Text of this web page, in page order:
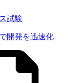
試験
開発を迅速化